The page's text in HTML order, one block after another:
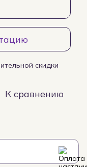
скидки
К сравнению